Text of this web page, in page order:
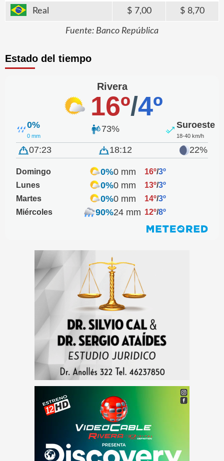
Real 7,00 8,70
Fuente: Banco República
Estado del tiempo
Rivera
16º/4º
0%
0 mm
73% Suroeste
18-40 km/h
07:23 18:12 22%
Domingo 0%0 mm 16º/3º
Lunes
0%0 mm 13º/3º
Martes
0%0 mm 14º/3º
Miércoles
90%24 mm 12º/8º